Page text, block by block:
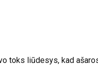
toks liūdesys, kad